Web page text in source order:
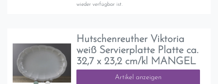
wieder verfügbar ist.
Hutschenreuther Viktoria
weiß Servierplatte Platte ca.
32,7 x 23,2 cm/kl MANGEL
Artikel anzeigen